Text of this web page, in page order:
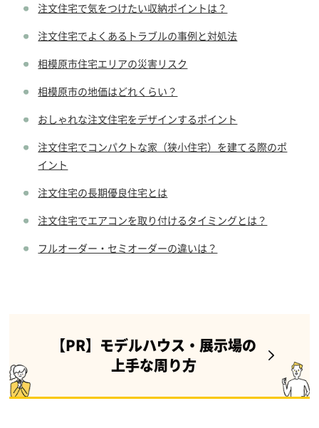
注文住宅で気をつけたい収納ポイントは？
注文住宅でよくあるトラブルの事例と対処法
相模原市住宅エリアの災害リスク
相模原市の地価はどれくらい？
おしゃれな注文住宅をデザインするポイント
注文住宅でコンパクトな家（狭小住宅）を建てる際のポ
イント
注文住宅の長期優良住宅とは
注文住宅でエアコンを取り付けるタイミングとは？
フルオーダー・セミオーダーの違いは？
【PR】モデルハウス・展示場の
上手な周り方